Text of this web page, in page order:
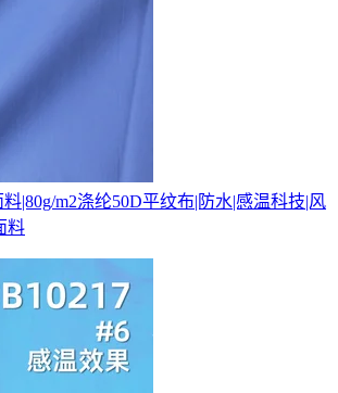
|80g/m2涤纶50D平纹布|防水|感温科技|风
料